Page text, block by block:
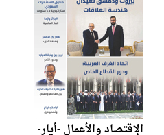
الإقتصاد والأعمال -أيار-